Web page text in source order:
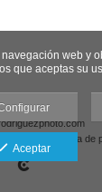
web y
que aceptas su
Aceptar
cookies Política de